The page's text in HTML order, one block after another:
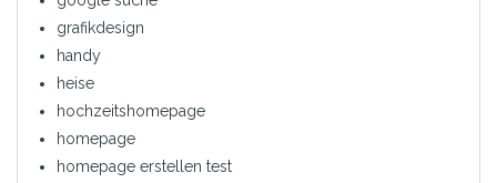
grafikdesign
handy
heise
hochzeitshomepage
homepage
homepage erstellen test